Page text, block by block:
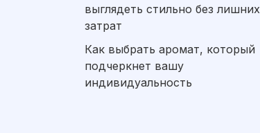
выглядеть стильно без лишних
затрат
Как выбрать аромат, который
подчеркнет вашу
индивидуальность